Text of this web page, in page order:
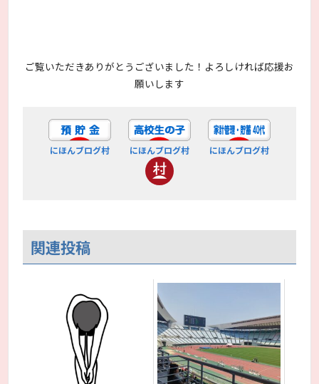
ご覧いただきありがとうございました！よろしければ応援お
願いします
にほんブログ村 にほんブログ村 にほんブログ村
関連投稿